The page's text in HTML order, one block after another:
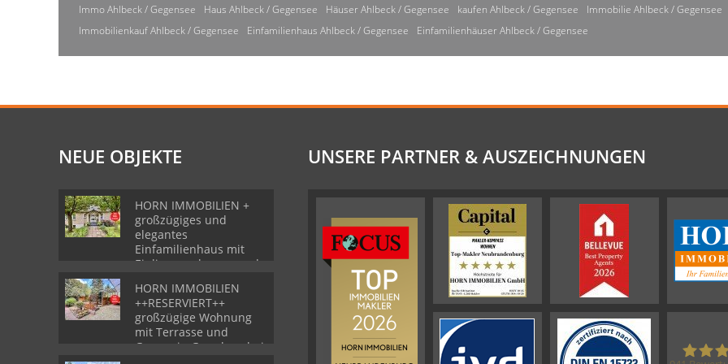
Immo Ahlbeck / Gegensee Haus Ahlbeck / Gegensee Häuser Ahlbeck / Gegensee kaufen Ahlbeck / Gegensee
Immobilie Ahlbeck / Gegensee
Immobilienkauf Ahlbeck / Gegensee
Einfamilienhaus Ahlbeck / Gegensee Einfamilienhäuser Ahlbeck / Gegensee
NEUE OBJEKTE
HORN IMMOBILIEN +
großzügiges und
elegantes
Einfamilienhaus mit
Einliegerwohnung und
HORN IMMOBILIEN
++RESERVIERT++
großzügige Wohnung
mit Terrasse und
Garage in Grambow bei
UNSERE PARTNER & AUSZEICHNUNGEN